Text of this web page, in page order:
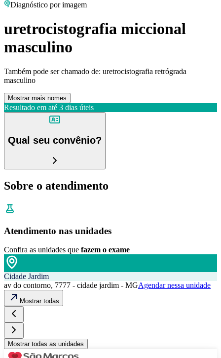
Diagnóstico por imagem
uretrocistografia miccional
masculino
Também pode ser chamado de: uretrocistografia retrógrada
masculino
Mostrar mais nomes
Resultado em até 3 dias úteis
Qual seu convênio?
Sobre o atendimento
Atendimento nas unidades
Confira as unidades que fazem o exame
Cidade Jardim
av do contorno, 7777 - cidade jardim - MGAgendar nessa unidade
Mostrar todas
Mostrar todas as unidades